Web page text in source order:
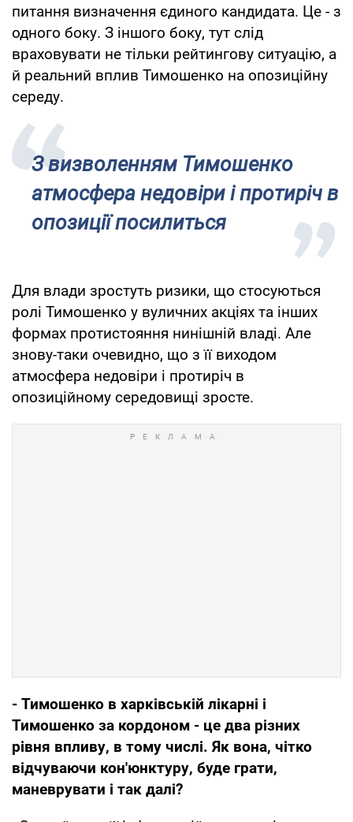
питання визначення єдиного кандидата. Це - з
одного боку. З іншого боку, тут слід
враховувати не тільки рейтингову ситуацію, а
й реальний вплив Тимошенко на опозиційну
середу.
З визволенням Тимошенко
атмосфера недовіри і протиріч в
опозиції посилиться
Для влади зростуть ризики, що стосуються
ролі Тимошенко у вуличних акціях та інших
формах протистояння нинішній владі. Але
знову-таки очевидно, що з її виходом
атмосфера недовіри і протиріч в
опозиційному середовищі зросте.
- Тимошенко в харківській лікарні і
Тимошенко за кордоном - це два різних
рівня впливу, в тому числі. Як вона, чітко
відчуваючи кон'юнктуру, буде грати,
маневрувати і так далі?